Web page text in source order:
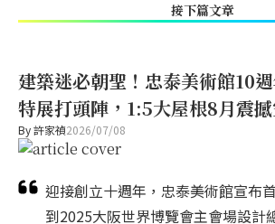
接下篇文章
建築迷必朝聖！忠泰美術館10
特展打頭陣，1:5大屋根8月震
By許家禎2026/07/08
迎接創立十週年，忠泰美術館宣布
到2025大阪世界博覽會主會場設計